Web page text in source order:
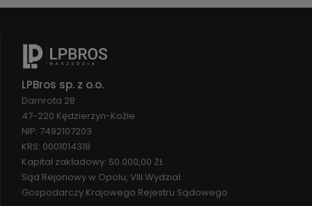
LPBros sp. z o.o.
Damrota 28
47-220 Kędzierzyn-Koźle
NIP: 7492107203
KRS: 0001014318
Kapitał zakładowy: 50 000,00 ZŁ
Sąd Rejonowy w Opolu, VIII Wydział
Gospodarczy Krajowego Rejestru Sądowego